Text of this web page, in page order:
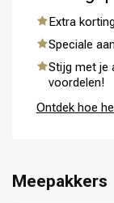
Omvorming
Extra
Speciale
Stijg met je
voordelen!
Ontdek hoe
Meepakkers